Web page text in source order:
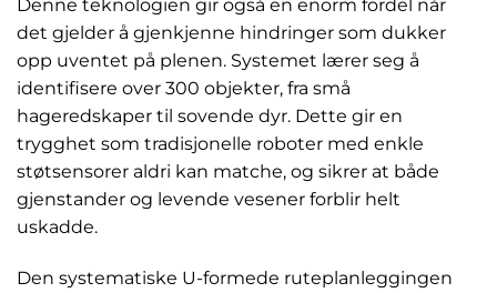
Denne teknologien gir også en enorm fordel når
det gjelder å gjenkjenne hindringer som dukker
opp uventet på plenen. Systemet lærer seg å
identifisere over 300 objekter, fra små
hageredskaper til sovende dyr. Dette gir en
trygghet som tradisjonelle roboter med enkle
støtsensorer aldri kan matche, og sikrer at både
gjenstander og levende vesener forblir helt
uskadde.
Den systematiske U-formede ruteplanleggingen